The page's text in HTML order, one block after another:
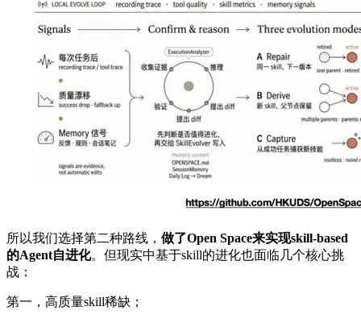
所以我们选择第二种路线， 做了Open Space来实现skill-based
的Agent自进化。但现实中基于skill的进化也面临几个核心挑
战：
第一，高质量skill稀缺；